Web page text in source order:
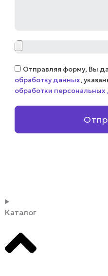
Файл
Соглашение
Отправляя форму, Вы
обработку данных,
обработки
Каталог